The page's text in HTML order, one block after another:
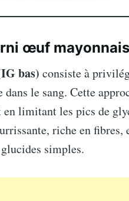
œuf
bas) consiste à
le sang. Cette
limitant les pics de
riche en fibres,
simples.